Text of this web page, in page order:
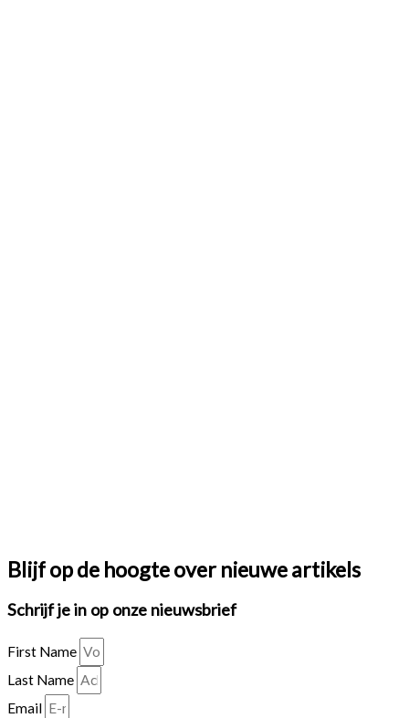
Blijf op de hoogte over nieuwe artikels
Schrijf je in op onze nieuwsbrief
First Name
Last Name
Email